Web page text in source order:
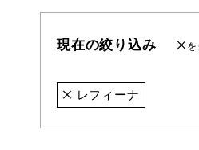
現在の絞り込み
レフィーナ